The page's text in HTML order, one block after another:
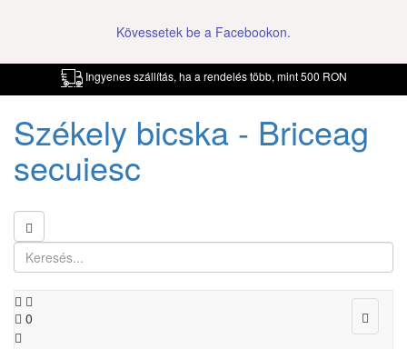
Kövessetek be a Facebookon.
Ingyenes szállítás, ha a rendelés több, mint 500 RON
Székely bicska - Briceag
secuiesc
Toggle
0